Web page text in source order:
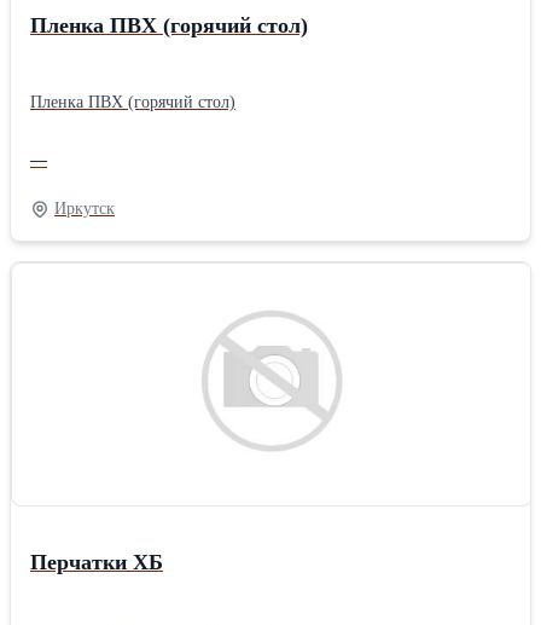
Пленка ПВХ (горячий стол)
Пленка ПВХ (горячий стол)
—
Иркутск
Перчатки ХБ